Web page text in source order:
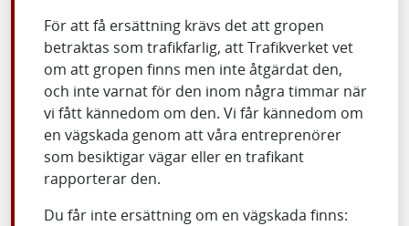
För att få ersättning krävs det att gropen
betraktas som trafikfarlig, att Trafikverket vet
om att gropen finns men inte åtgärdat den,
och inte varnat för den inom några timmar när
vi fått kännedom om den. Vi får kännedom om
en vägskada genom att våra entreprenörer
som besiktigar vägar eller en trafikant
rapporterar den.
Du får inte ersättning om en vägskada finns: